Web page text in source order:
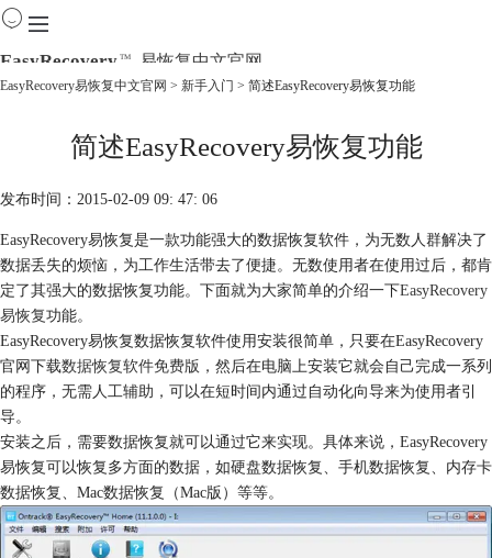
EasyRecovery TM 易恢复中文官网
购买
线下数据恢复
EasyRecovery易恢复中文官网 > 新手入门 > 简述EasyRecovery易恢复功能
简述EasyRecovery易恢复功能
发布时间：2015-02-09 09: 47: 06
EasyRecovery易恢复是一款功能强大的数据恢复软件，为无数人群解决了
数据丢失的烦恼，为工作生活带去了便捷。无数使用者在使用过后，都肯
定了其强大的数据恢复功能。下面就为大家简单的介绍一下EasyRecovery
易恢复功能。
EasyRecovery易恢复数据恢复软件使用安装很简单，只要在EasyRecovery
官网下载数据恢复软件免费版 ，然后在电脑上安装它就会自己完成一系列
的程序，无需人工辅助，可以在短时间内通过自动化向导来为使用者引
导。
安装之后，需要数据恢复就可以通过它来实现。具体来说，EasyRecovery
易恢复可以恢复多方面的数据，如硬盘数据恢复、手机数据恢复、内存卡
数据恢复、Mac数据恢复（Mac版）等等。